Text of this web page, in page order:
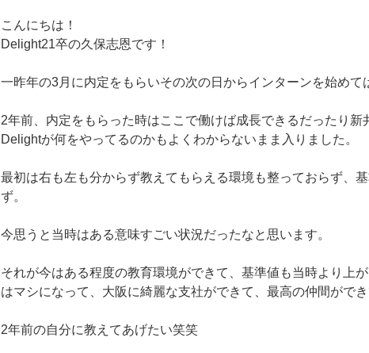
こんにちは！
Delight21卒の久保志恩です！
一昨年の3月に内定をもらいその次の日からインターンを始めて
2年前、内定をもらった時はここで働けば成長できるだったり新
Delightが何をやってるのかもよくわからないまま入りました。
最初は右も左も分からず教えてもらえる環境も整っておらず、
ず。
今思うと当時はある意味すごい状況だったなと思います。
それが今はある程度の教育環境ができて、基準値も当時より上
はマシになって、大阪に綺麗な支社ができて、最高の仲間ができ
2年前の自分に教えてあげたい笑笑